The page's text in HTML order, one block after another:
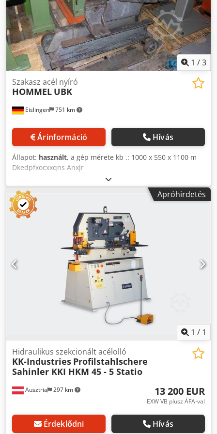
üzemeltetés során. A gépet hosszú élettartamra tervezték,
és gazdaságos megoldást jelent olyan műhelyek és
gyártóüzemek számára, amelyek elsődleges szempontként
kezelik a minőséget, a teljesítményt és a megbízhatóságot.
Dsdpfxsyilako Anxjkr A Hezinger lemezolló stabil
görgőspályával rendelkezik. Felvételi oldal: 3000 x 12000
mm Leadó oldal: 3000 x 12000 mm
1 /3
Eislingen 751 km
Szakasz acél nyíró
HOMMEL UBK
Árinformáció Hívás
Állapot: használt, a gép mérete kb .: 1000 x 550 x 1100 m
Dkedpfxocxxqns Anxjr
Apróhirdetés
1 / 1
Ausztria 297 km
Hidraulikus szekcionált acélolló
KK-Industries Profilstahlschere
Sahinler KKI HKM 45 - 5 Statio
13 200 EUR
EXW VB plusz ÁFA-val
Érdeklődni Hívás